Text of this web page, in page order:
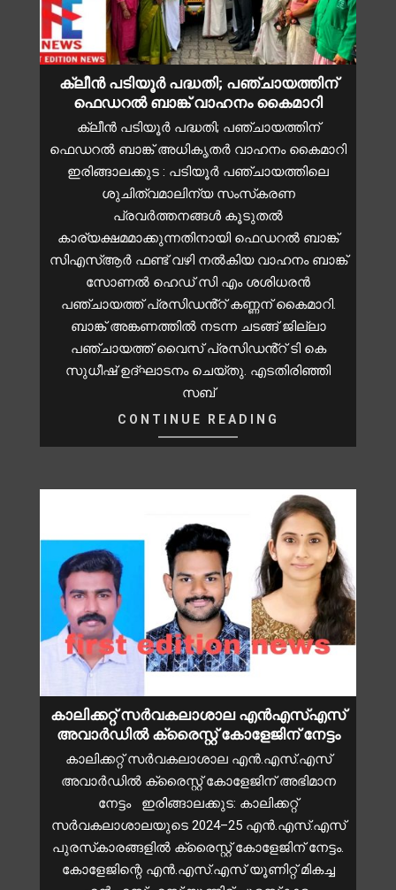
ക്ലീൻ പടിയൂർ പദ്ധതി; പഞ്ചായത്തിന്
ഫെഡറൽ ബാങ്ക് വാഹനം കൈമാറി
ക്ലീൻ പടിയൂർ പദ്ധതി; പഞ്ചായത്തിന്
ഫെഡറൽ ബാങ്ക് അധികൃതർ വാഹനം കൈമാറി
ഇരിങ്ങാലക്കുട : പടിയൂർ പഞ്ചായത്തിലെ
ശുചിത്വമാലിന്യ സംസ്‌കരണ
പ്രവർത്തനങ്ങൾ കൂടുതൽ
കാര്യക്ഷമമാക്കുന്നതിനായി ഫെഡറൽ ബാങ്ക്
സിഎസ്ആർ ഫണ്ട് വഴി നൽകിയ വാഹനം ബാങ്ക്
സോണൽ ഹെഡ് സി എം ശശിധരൻ
പഞ്ചായത്ത് പ്രസിഡൻ്റ് കണ്ണന് കൈമാറി.
ബാങ്ക് അങ്കണത്തിൽ നടന്ന ചടങ്ങ് ജില്ലാ
പഞ്ചായത്ത് വൈസ് പ്രസിഡൻ്റ് ടി കെ
സുധീഷ് ഉദ്ഘാടനം ചെയ്തു. എടതിരിഞ്ഞി
സബ്
CONTINUE READING
കാലിക്കറ്റ് സർവകലാശാല എൻഎസ്എസ്
അവാർഡിൽ ക്രൈസ്റ്റ് കോളേജിന് നേട്ടം
കാലിക്കറ്റ് സർവകലാശാല എൻ.എസ്.എസ്
അവാർഡിൽ ക്രൈസ്റ്റ് കോളേജിന് അഭിമാന
നേട്ടം ഇരിങ്ങാലക്കുട: കാലിക്കറ്റ്
സർവകലാശാലയുടെ 2024–25 എൻ.എസ്.എസ്
പുരസ്‌കാരങ്ങളിൽ ക്രൈസ്റ്റ് കോളേജിന് നേട്ടം.
കോളേജിന്റെ എൻ.എസ്.എസ് യൂണിറ്റ് മികച്ച